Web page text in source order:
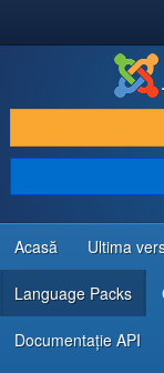
DESCARCĂ & ȘI
DESCOPERĂ &
COMUNITATE &
RESURSE
Acasă Ultima
Language Packs
Documentaţie API